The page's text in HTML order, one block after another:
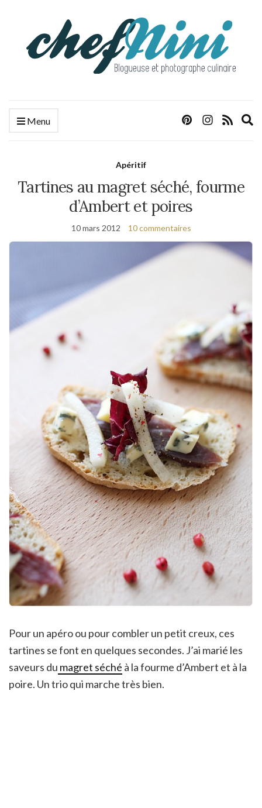
Menu
Apéritif
Tartines au magret séché, fourme
d’Ambert et poires
10 mars 2012 10 commentaires
Pour un apéro ou pour combler un petit creux, ces
tartines se font en quelques secondes. J’ai marié les
saveurs du magret séché à la fourme d’Ambert et à la
poire. Un trio qui marche très bien.